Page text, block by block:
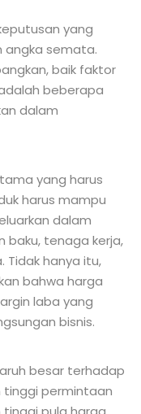
yang
angka semata.
baik faktor
beberapa
dalam
yang harus
harus mampu
dalam
baku, tenaga kerja,
Tidak hanya itu,
bahwa harga
laba yang
bisnis.
besar terhadap
tinggi permintaan